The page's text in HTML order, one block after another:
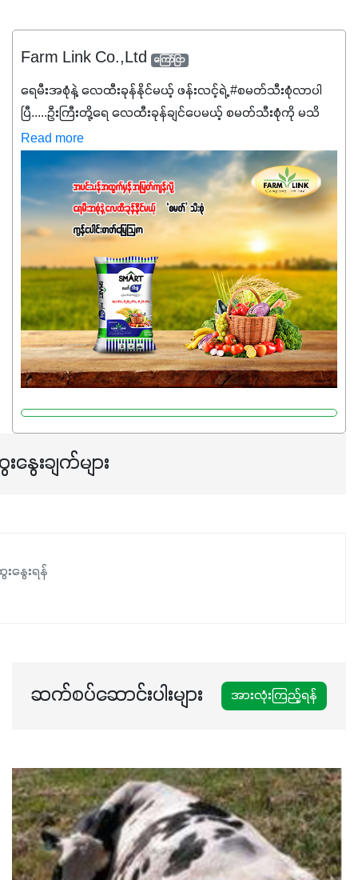
Farm Link Co.,Ltd ကြော်ငြာ
ရေမီးအစုံနဲ့ လေထီးခုန်နိုင်မယ့် ဖန်းလင့်ရဲ့ #စမတ်သီးစုံလာပါ
ပြီ.....ဦးကြီးတို့ရေ ‌လေထီးခုန်ချင်ပေမယ့် စမတ်သီးစုံကို မသိ
သေးရင်တော့ ဒီစာလေးကို ဆက်ဖတ်‌ပေးပါ #စမတ်သီးစုံဆိုတာ
အပင်တိုင်းအတွက် အဓိကအာဟာရNPK (19:7:8)နဲ့ #ဟူးမစ်
အက်စစ်တို့ အချိုးကျ ပေါင်းစပ်ထားတဲ့ ကွန်ပေါင်း
ဓာတ်မြေဩဇာဖြစ်ပါတယ်။ အဓိကအကျိုးကျေးဇူးတွေအနေနဲ့
ကတော့ နိုက်ထရိုဂျင် 19%ပါဝင်တဲ့အတွက် ကလိုရိုဖီးလ်ဖွဲ့စည်း
မှုကို အားပေးကာ သီးနှံပင်များ၏အရွက်များစိမ်းလန်းသန်စွမ်း
ပြီး အစာချက်လုပ်မှုအားကောင်းစေပါတယ်။ အပင်၏ပင်ပိုင်း
ကြီးထွားမှုကို တိုးမြင့်စေကာ အပင်သန်၍ အကြီးမြန်စေပါတယ်။
သင့်တော်တဲ့ Phosphorus 7%ပါဝင်မှုကြောင့် အပင်ရဲ့ အမြစ်
ဖွဲ့စည်းတည်ဆောက်မှုကို ပို၍သန်မာလာအောင် အားပေးပါ
တယ်။ ဒါ့အပြင် ပန်းပွင့်ခြင်း၊အသီးသီးခြင်း၊အစေ့တည်ခြင်း
လုပ်ငန်းစဉ်များကိုလည်း အားပေးပါတယ်။ လုံလောက်တဲ့
အရသာ ပိုမိုကောင်းမွန်စေဖို့အတွက် လိုအပ်တဲ့အာဟာရဓာတ်
ဖြစ်ပါတယ်။ ဟူးမစ်အက်စစ်ပါဝင်ပေါင်းစပ်ထားတဲ့အတွက်
နှံစားသီးနှံများ၊ပဲအမျိုးမျိုး၊ဟင်းသီးဟင်းရွက်နဲ့ ဥယျာဉ်ခြံသီးနှံ
အားလုံးမှာ အသုံးပြုနိုင်တယ်ဆိုတော့ တစ်မျိုးတည်းနဲ့ အားလုံး
Read more
နွေးချက်များ
နွေးရန်
ဆက်စပ်ဆောင်းပါးများ အားလုံးကြည့်ရန်